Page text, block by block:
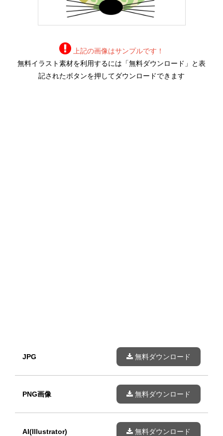
上記の画像はサンプルです！
無料イラスト素材を利用するには「無料ダウンロード」と表
記されたボタンを押してダウンロードできます
JPG 無料ダウンロード
PNG画像 無料ダウンロード
AI(Illustrator) 無料ダウンロード